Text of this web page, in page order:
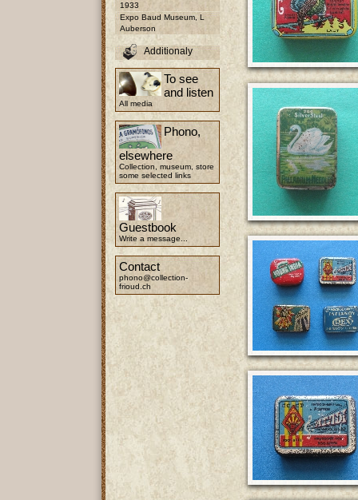
1933
Expo Baud Museum, L
Auberson
Additionaly
To see
and listen
All media
Phono,
elsewhere
Collection, museum, store
some selected links
Guestbook
Write a message...
Contact
phono@collection-
frioud.ch